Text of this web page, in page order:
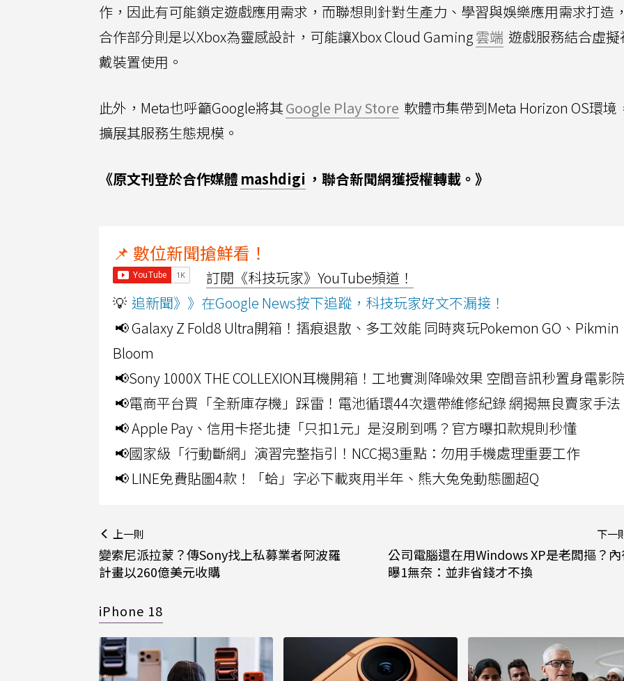
作，因此有可能鎖定遊戲應用需求，而聯想則針對生產力、學習與娛樂應用需求打造
合作部分則是以Xbox為靈感設計，可能讓Xbox Cloud Gaming雲端 遊戲服務結合虛
戴裝置使用。
此外，Meta也呼籲Google將其Google Play Store 軟體市集帶到Meta Horizon OS環境
擴展其服務生態規模。
《原文刊登於合作媒體 mashdigi ，聯合新聞網獲授權轉載。》
📌 數位新聞搶鮮看！
訂閱《科技玩家》YouTube頻道！
💡 追新聞》》在Google News按下追蹤，科技玩家好文不漏接！
📢 Galaxy Z Fold8 Ultra開箱！摺痕退散、多工效能 同時爽玩Pokemon GO、Pikmin
Bloom
📢Sony 1000X THE COLLEXION耳機開箱！工地實測降噪效果 空間音訊秒置身電影
📢電商平台買「全新庫存機」踩雷！電池循環44次還帶維修紀錄 網揭無良賣家手法
📢 Apple Pay、信用卡搭北捷「只扣1元」是沒刷到嗎？官方曝扣款規則秒懂
📢國家級「行動斷網」演習完整指引！NCC揭3重點：勿用手機處理重要工作
📢 LINE免費貼圖4款！「蛤」字必下載爽用半年、熊大兔兔動態圖超Q
上一則
變索尼派拉蒙？傳Sony找上私募業者阿波羅
計畫以260億美元收購
下一
公司電腦還在用Windows XP是老闆摳？
曝1無奈：並非省錢才不換
iPhone 18